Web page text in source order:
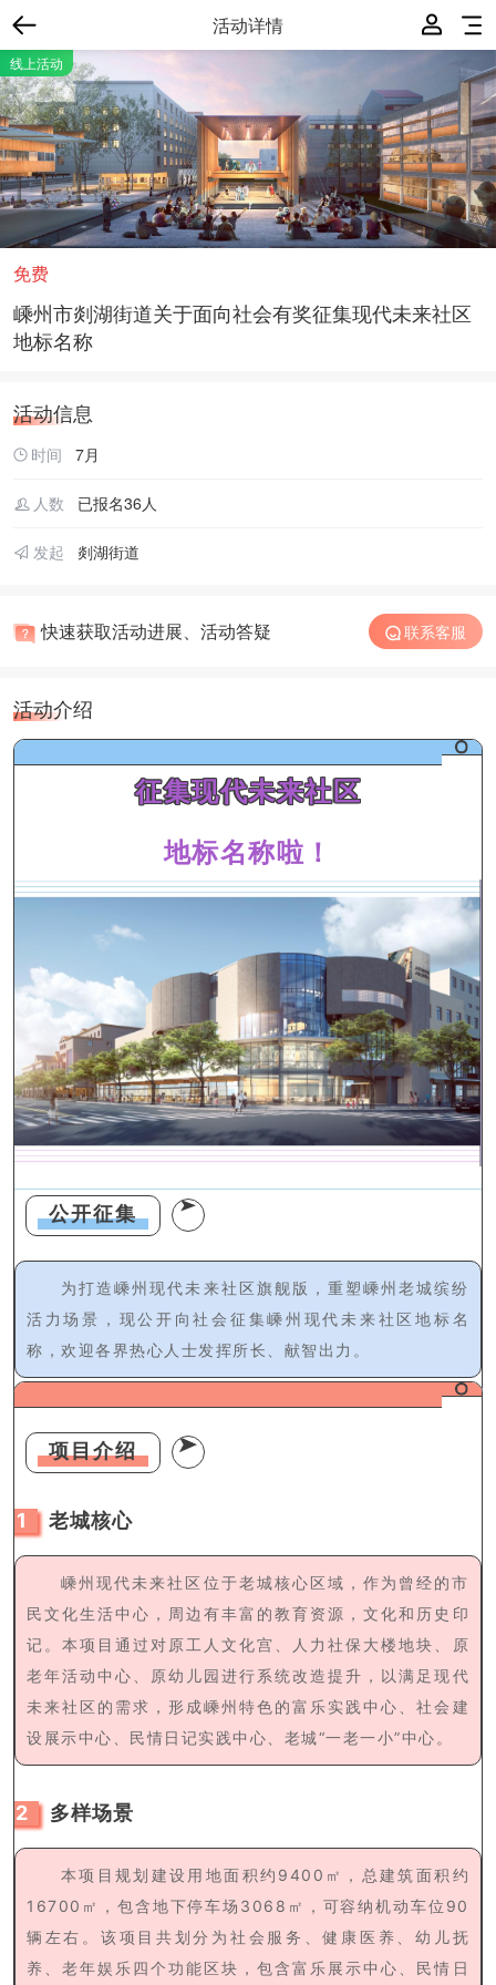
活动详情
线上活动
免费
嵊州市剡湖街道关于面向社会有奖征集现代未来社区
地标名称
活动信息
时间 7月
人数 已报名36人
发起 剡湖街道
联系客服
快速获取活动进展、活动答疑
活动介绍
征集现代未来社区
地标名称啦！
公开征集
为打造嵊州现代未来社区旗舰版，重塑嵊州老城缤纷
活力场景，现公开向社会征集嵊州现代未来社区地标名
称，欢迎各界热心人士发挥所长、献智出力。
项目介绍
1 老城核心
嵊州现代未来社区位于老城核心区域，作为曾经的市
民文化生活中心，周边有丰富的教育资源，文化和历史印
记。本项目通过对原工人文化宫、人力社保大楼地块、原
老年活动中心、原幼儿园进行系统改造提升，以满足现代
未来社区的需求，形成嵊州特色的富乐实践中心、社会建
设展示中心、民情日记实践中心、老城“一老一小”中心。
2 多样场景
本项目规划建设用地面积约9400㎡，总建筑面积约
16700㎡，包含地下停车场3068㎡，可容纳机动车位90
辆左右。该项目共划分为社会服务、健康医养、幼儿抚
养、老年娱乐四个功能区块，包含富乐展示中心、民情日